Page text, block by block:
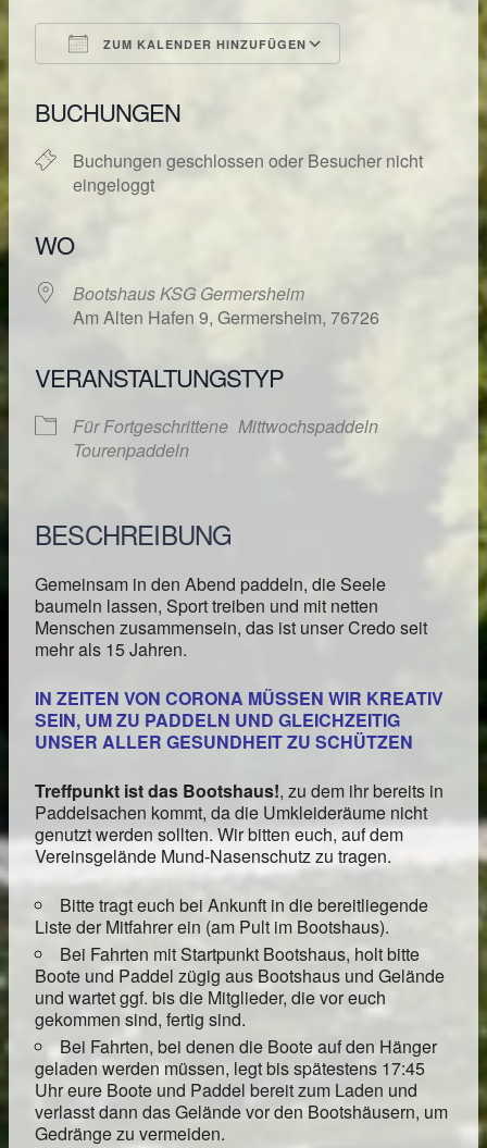
ZUM KALENDER HINZUFÜGEN
Google
BUCHUNGEN
Buchungen geschlossen oder Besucher nicht
eingeloggt
WO
Bootshaus KSG Germersheim
Am Alten Hafen 9, Germersheim, 76726
VERANSTALTUNGSTYP
Für Fortgeschrittene Mittwochspaddeln
Tourenpaddeln
BESCHREIBUNG
Gemeinsam in den Abend paddeln, die Seele
baumeln lassen, Sport treiben und mit netten
Menschen zusammensein, das ist unser Credo seit
mehr als 15 Jahren.
IN ZEITEN VON CORONA MÜSSEN WIR KREATIV
SEIN, UM ZU PADDELN UND GLEICHZEITIG
UNSER ALLER GESUNDHEIT ZU SCHÜTZEN
Treffpunkt ist das Bootshaus!, zu dem ihr bereits in
Paddelsachen kommt, da die Umkleideräume nicht
genutzt werden sollten. Wir bitten euch, auf dem
Vereinsgelände Mund-Nasenschutz zu tragen.
Bitte tragt euch bei Ankunft in die bereitliegende
Liste der Mitfahrer ein (am Pult im Bootshaus).
Bei Fahrten mit Startpunkt Bootshaus, holt bitte
Boote und Paddel zügig aus Bootshaus und Gelände
und wartet ggf. bis die Mitglieder, die vor euch
gekommen sind, fertig sind.
Bei Fahrten, bei denen die Boote auf den Hänger
geladen werden müssen, legt bis spätestens 17:45
Uhr eure Boote und Paddel bereit zum Laden und
verlasst dann das Gelände vor den Bootshäusern, um
Gedränge zu vermeiden.